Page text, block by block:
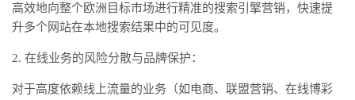
高效地向整个欧洲目标市场进行精准的搜索引擎营销，快速提
升多个网站在本地搜索结果中的可见度。
2. 在线业务的风险分散与品牌保护：
对于高度依赖线上流量的业务（如电商、联盟营销、在线博彩